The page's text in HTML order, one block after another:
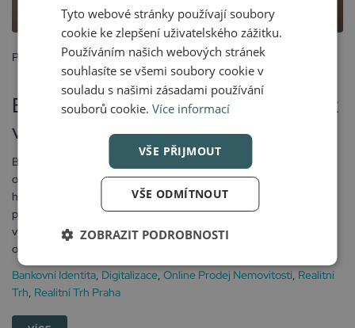
Posted
15 června, 2026
Bankovní identita a digitalizace: Jak
v roce 2026 prodat byt z obýváku
Bankovní identita a digitalizace: Jak v roce 2026 prodat byt z
obýváku Ještě před několika lety byl prodej nemovitosti spojený
hlavně s osobními schůzkami, tiskem smluv nebo ověřováním
podpisů na několika různých místech. Dnes se ale celý proces
výrazně mění. Digitalizace realitního trhu postupně zasahuje i
oblasti, které byly dlouhou...
Bankovní Identita, Digitalizace, Online Prodej Nemovitosti, Realitní
Trh, Realitní Trh Praha
Tyto webové stránky používají soubory
cookie ke zlepšení uživatelského zážitku.
Používáním našich webových stránek
souhlasíte se všemi soubory cookie v
souladu s našimi zásadami používání
souborů cookie. Více informací
VŠE PŘIJMOUT
VŠE ODMÍTNOUT
ZOBRAZIT PODROBNOSTI